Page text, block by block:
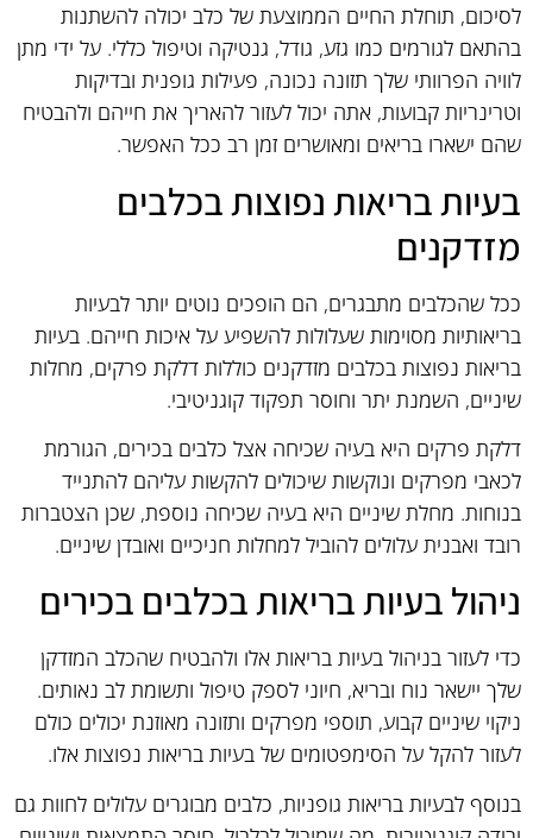
לסיכום, תוחלת החיים הממוצעת של כלב יכולה להשתנות
בהתאם לגורמים כמו גזע, גודל, גנטיקה וטיפול כללי. על ידי מתן
לוויה הפרוותי שלך תזונה נכונה, פעילות גופנית ובדיקות
וטרינריות קבועות, אתה יכול לעזור להאריך את חייהם ולהבטיח
שהם ישארו בריאים ומאושרים זמן רב ככל האפשר.
בעיות בריאות נפוצות בכלבים
מזדקנים
ככל שהכלבים מתבגרים, הם הופכים נוטים יותר לבעיות
בריאותיות מסוימות שעלולות להשפיע על איכות חייהם. בעיות
בריאות נפוצות בכלבים מזדקנים כוללות דלקת פרקים, מחלות
שיניים, השמנת יתר וחוסר תפקוד קוגניטיבי.
דלקת פרקים היא בעיה שכיחה אצל כלבים בכירים, הגורמת
לכאבי מפרקים ונוקשות שיכולים להקשות עליהם להתנייד
בנוחות. מחלת שיניים היא בעיה שכיחה נוספת, שכן הצטברות
רובד ואבנית עלולים להוביל למחלות חניכיים ואובדן שיניים.
ניהול בעיות בריאות בכלבים בכירים
כדי לעזור בניהול בעיות בריאות אלו ולהבטיח שהכלב המזדקן
שלך יישאר נוח ובריא, חיוני לספק טיפול ותשומת לב נאותים.
ניקוי שיניים קבוע, תוספי מפרקים ותזונה מאוזנת יכולים כולם
לעזור להקל על הסימפטומים של בעיות בריאות נפוצות אלו.
בנוסף לבעיות בריאות גופניות, כלבים מבוגרים עלולים לחוות גם